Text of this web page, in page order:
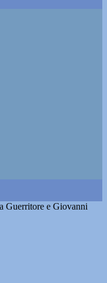
Guerritore e Giovanni